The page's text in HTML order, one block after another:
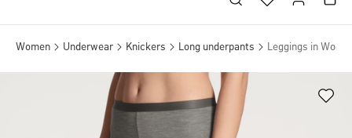
Women Underwear Knickers Long underpants Leggings in Wool